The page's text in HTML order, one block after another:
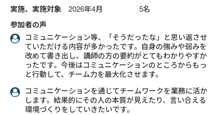
実施、実施対象 2026年4月 5名
参加者の声
コミュニケーション等、「そうだったな」と思い返させ
ていただける内容が多かったです。自身の強みや弱みを
改めて書き出し、講師の方の要約がとてもわかりやすか
ったです。今後はコミュニケーションのところからもっ
と行動して、チーム力を最大化させます。
コミュニケーションを通じてチームワークを業務に活か
します。結果的にその人の本質が見えたり、言い合える
環境づくりをしていきたいです。